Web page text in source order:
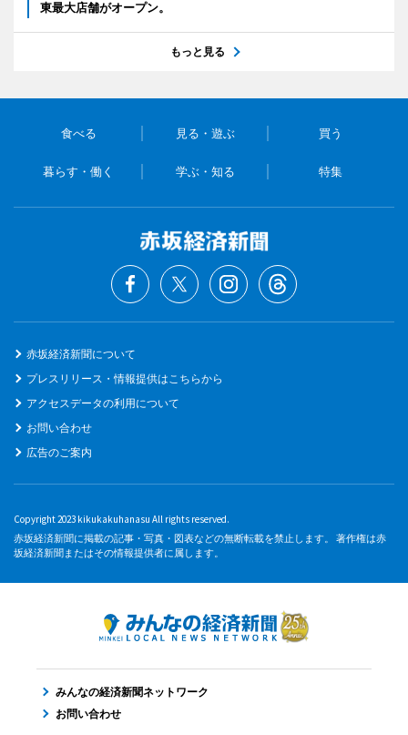
東最大店舗がオープン。
もっと見る
食べる 見る・遊ぶ 買う
暮らす・働く 学ぶ・知る 特集
赤坂経済新聞について
プレスリリース・情報提供はこちらから
アクセスデータの利用について
お問い合わせ
広告のご案内
Copyright 2023 kikukakuhanasu All rights reserved.
赤坂経済新聞に掲載の記事・写真・図表などの無断転載を禁止します。 著作権は赤
坂経済新聞またはその情報提供者に属します。
みんなの経済新聞ネットワーク
お問い合わせ